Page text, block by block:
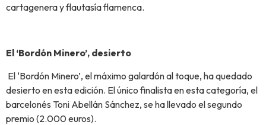
cartagenera y flautasía flamenca.
El ‘Bordón Minero’, desierto
El ‘Bordón Minero’, el máximo galardón al toque, ha quedado
desierto en esta edición. El único finalista en esta categoría, el
barcelonés Toni Abellán Sánchez, se ha llevado el segundo
premio (2.000 euros).